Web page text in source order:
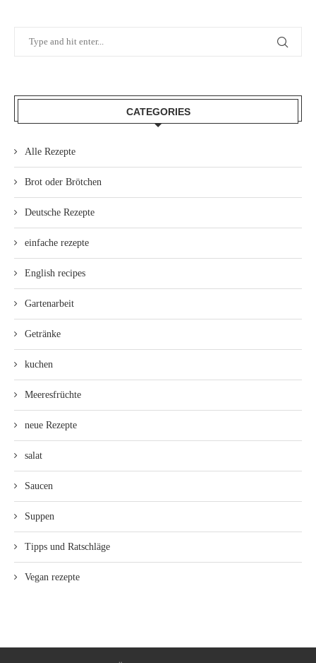
CATEGORIES
Alle Rezepte
Brot oder Brötchen
Deutsche Rezepte
einfache rezepte
English recipes
Gartenarbeit
Getränke
kuchen
Meeresfrüchte
neue Rezepte
salat
Saucen
Suppen
Tipps und Ratschläge
Vegan rezepte